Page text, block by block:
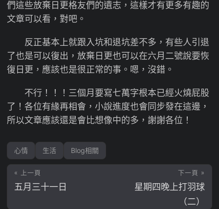
們這些放棄日更格友們的遺志，這樣才有更多有趣的
文章可以看，對吧。
反正基本上就跟入坑和退坑差不多，有些人引退
了也是可以復出，放棄日更也可以在六月二號說要恢
復日更，應該也是很正常的事。嗯，沒錯。
不行！！！三個月要寫七萬字根本已經火燒屁股
了！各位有緣再相會，小說進度也會同步發在這邊，
所以文章應該還是會比想像中的多，謝謝各位！
心情 生活 Blog相關
« 上一頁
五月三十一日
下一頁 »
星期四晚上打羽球
（二）